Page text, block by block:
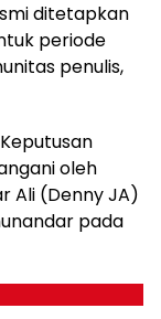
ditetapkan
periode
penulis,
oleh
Ali (Denny JA)
pada